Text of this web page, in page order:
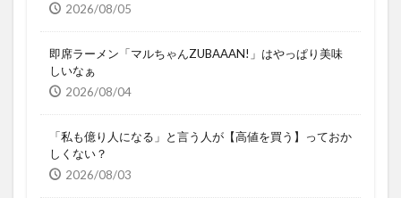
2026/08/05
即席ラーメン「マルちゃんZUBAAAN!」はやっぱり美味
しいなぁ
2026/08/04
「私も億り人になる」と言う人が【高値を買う】っておか
しくない？
2026/08/03